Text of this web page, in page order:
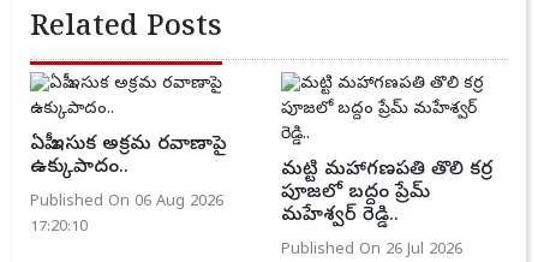
Related Posts
ఏపీ ఇసుక అక్రమ రవాణాపై
ఉక్కుపాదం..
Published On 06 Aug 2026
17:20:10
మట్టి మహాగణపతి తొలి కర్ర
పూజలో బద్దం ప్రేమ్
మహేశ్వర్ రెడ్డి..
Published On 26 Jul 2026